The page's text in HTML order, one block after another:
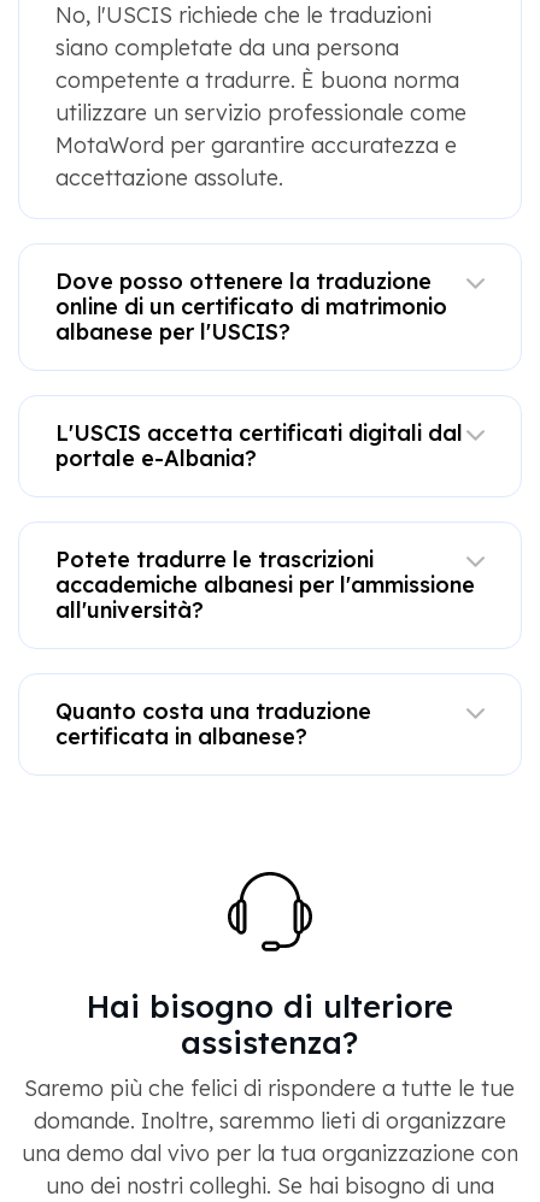
No, l'USCIS richiede che le traduzioni
siano completate da una persona
competente a tradurre. È buona norma
utilizzare un servizio professionale come
MotaWord per garantire accuratezza e
accettazione assolute.
Dove posso ottenere la traduzione
online di un certificato di matrimonio
albanese per l'USCIS?
L'USCIS accetta certificati digitali dal
portale e-Albania?
Potete tradurre le trascrizioni
accademiche albanesi per l'ammissione
all'università?
Quanto costa una traduzione
certificata in albanese?
Hai bisogno di ulteriore
assistenza?
Saremo più che felici di rispondere a tutte le tue
domande. Inoltre, saremmo lieti di organizzare
una demo dal vivo per la tua organizzazione con
uno dei nostri colleghi. Se hai bisogno di una